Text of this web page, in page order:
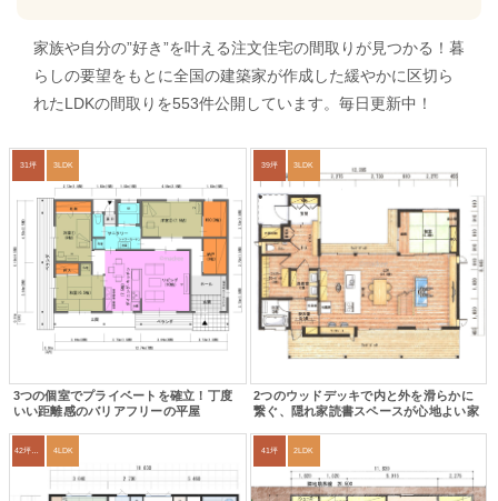
家族や自分の”好き”を叶える注文住宅の間取りが見つかる！暮
らしの要望をもとに全国の建築家が作成した緩やかに区切ら
れたLDKの間取りを553件公開しています。毎日更新中！
31坪 3LDK
3つの個室でプライベートを確立！丁度
いい距離感のバリアフリーの平屋
39坪 3LDK
2つのウッドデッキで内と外を滑らかに
繋ぐ、隠れ家読書スペースが心地よい家
4LDK 41坪 2LDK